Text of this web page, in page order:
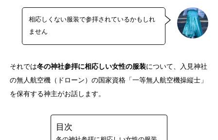
相応しくない服装で参拝されているかもしれ
ません
それでは冬の神社参拝に相応しい女性の服装について、入見神社
の無人航空機（ドローン）の国家資格「一等無人航空機操縦士」
を保有する神主がお話します。
目次